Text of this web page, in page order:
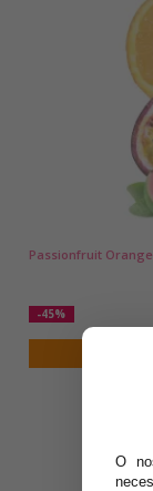
Passionfruit
-45%
O